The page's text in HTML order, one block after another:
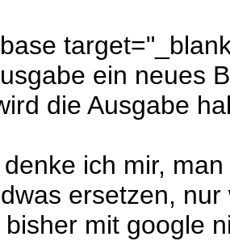
ein neues
die Ausgabe
ich mir,
ersetzen,
bisher mit google